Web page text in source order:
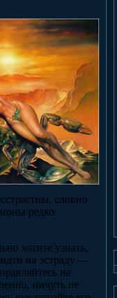
словно
редко
хотите узнать,
на эстраду —
на
ничуть не